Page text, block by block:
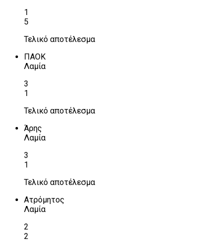
1
5
Τελικό αποτέλεσμα
ΠΑΟΚ
Λαμία
3
1
Τελικό αποτέλεσμα
Άρης
Λαμία
3
1
Τελικό αποτέλεσμα
Ατρόμητος
Λαμία
2
2